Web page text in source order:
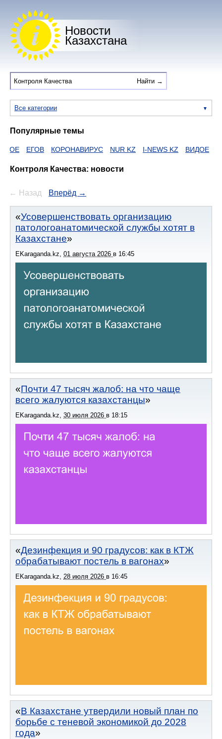
Новости
Казахстана
Все категории
Популярные темы
КОРОНАВИРУС NUR KZ I-NEWS KZ ВИДОЕ ДУМАН
Контроля Качества: новости
← Назад Вперёд →
Усовершенствовать организацию
патологоанатомической службы хотят в
Казахстане
EKaraganda.kz, 01 августа 2026 в 16:45
Почти 47 тысяч жалоб: на что чаще
всего жалуются казахстанцы
EKaraganda.kz 30 июля 2026 в 18:15
Дезинфекция и 90 градусов: как в КТЖ
обрабатывают постель в вагонах
EKaraganda.kz 28 июля 2026 в 16:45
В Казахстане утвердили новый план по
борьбе с теневой экономикой до 2028
года